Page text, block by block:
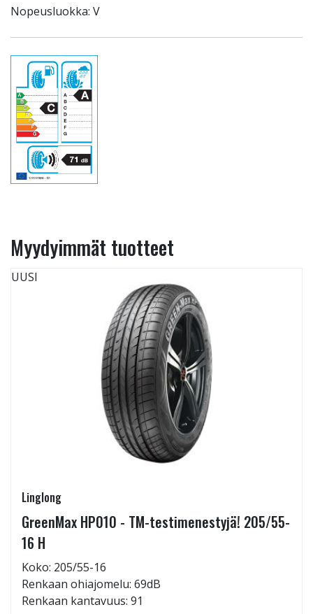
Nopeusluokka: V
Myydyimmät tuotteet
UUSI
Linglong
GreenMax HP010 - TM-testimenestyjä! 205/55-
16 H
Koko: 205/55-16
Renkaan ohiajomelu: 69dB
Renkaan kantavuus: 91